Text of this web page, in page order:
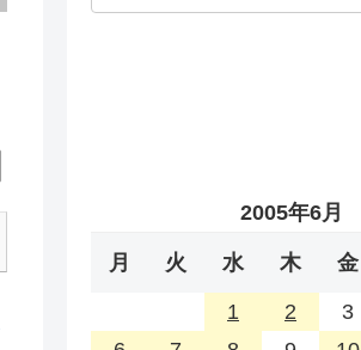
2005年6月
月 火 水 木 金
1 2 3